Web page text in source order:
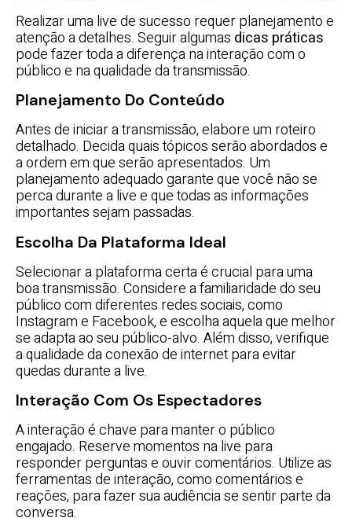
Realizar uma live de sucesso requer planejamento e
atenção a detalhes. Seguir algumas dicas práticas
pode fazer toda a diferença na interação com o
público e na qualidade da transmissão.
Planejamento Do Conteúdo
Antes de iniciar a transmissão, elabore um roteiro
detalhado. Decida quais tópicos serão abordados e
a ordem em que serão apresentados. Um
planejamento adequado garante que você não se
perca durante a live e que todas as informações
importantes sejam passadas.
Escolha Da Plataforma Ideal
Selecionar a plataforma certa é crucial para uma
boa transmissão. Considere a familiaridade do seu
público com diferentes redes sociais, como
Instagram e Facebook, e escolha aquela que melhor
se adapta ao seu público-alvo. Além disso, verifique
a qualidade da conexão de internet para evitar
quedas durante a live.
Interação Com Os Espectadores
A interação é chave para manter o público
engajado. Reserve momentos na live para
responder perguntas e ouvir comentários. Utilize as
ferramentas de interação, como comentários e
reações, para fazer sua audiência se sentir parte da
conversa.